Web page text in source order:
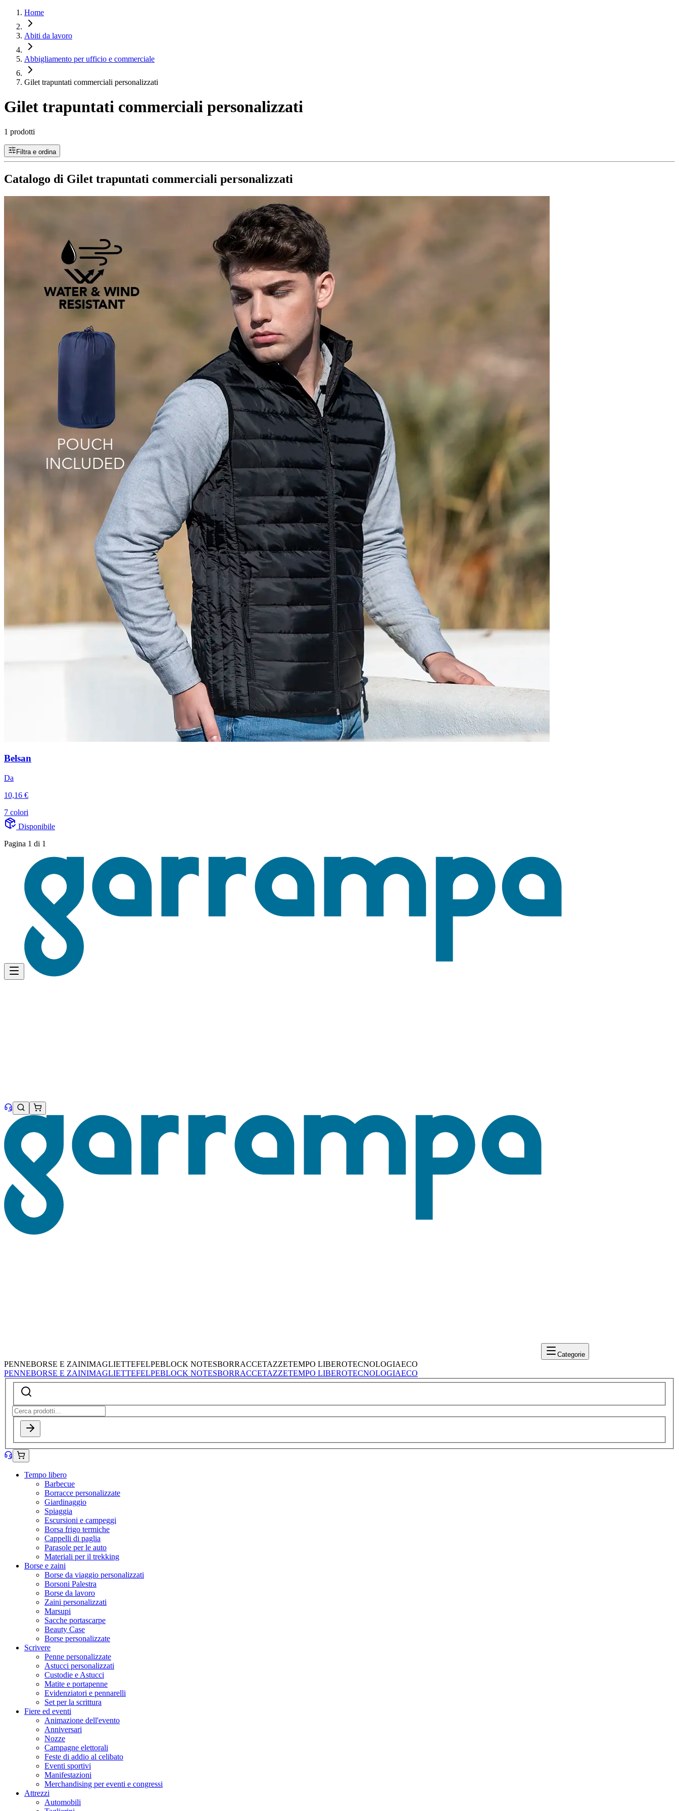
Home
Abiti da lavoro
Abbigliamento per ufficio e commerciale
Gilet trapuntati commerciali personalizzati
Gilet trapuntati commerciali personalizzati
1 prodotti
Filtra e ordina
Catalogo di Gilet trapuntati commerciali personalizzati
Belsan
Da
10,16 €
7 colori
Disponibile
Pagina 1 di 1
Categorie
PENNEBORSE E ZAINIMAGLIETTEFELPEBLOCK NOTESBORRACCETAZZETEMPO LIBEROTECNOLOGIAECO
PENNEBORSE E ZAINIMAGLIETTEFELPEBLOCK NOTESBORRACCETAZZETEMPO LIBEROTECNOLOGIAECO
Tempo libero
Barbecue
Borracce personalizzate
Giardinaggio
Spiaggia
Escursioni e campeggi
Borsa frigo termiche
Cappelli di paglia
Parasole per le auto
Materiali per il trekking
Borse e zaini
Borse da viaggio personalizzati
Borsoni Palestra
Borse da lavoro
Zaini personalizzati
Marsupi
Sacche portascarpe
Beauty Case
Borse personalizzate
Scrivere
Penne personalizzate
Astucci personalizzati
Custodie e Astucci
Matite e portapenne
Evidenziatori e pennarelli
Set per la scrittura
Fiere ed eventi
Animazione dell'evento
Anniversari
Nozze
Campagne elettorali
Feste di addio al celibato
Eventi sportivi
Manifestazioni
Merchandising per eventi e congressi
Attrezzi
Automobili